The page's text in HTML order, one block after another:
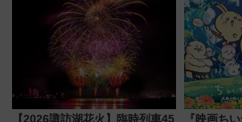
ローおひさま」が救世主に？
定グルメ
【2026諏訪湖花火】臨時列車45
『映画ち